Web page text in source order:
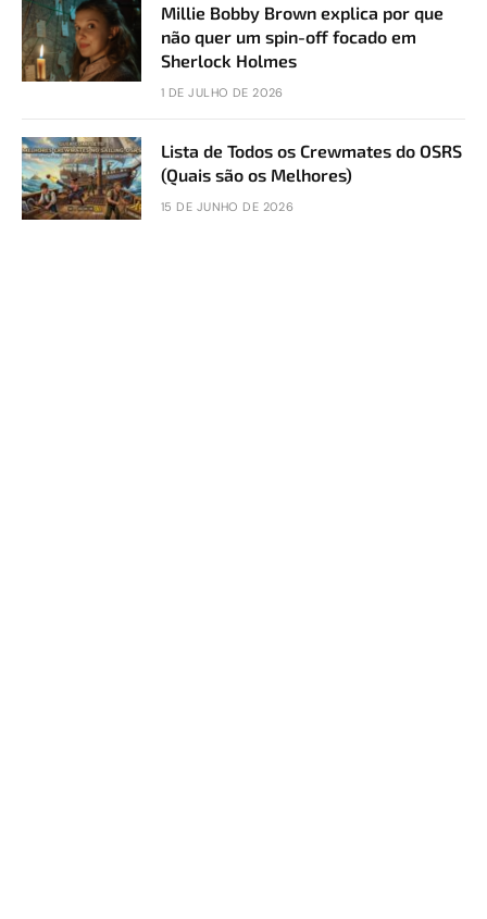
Millie Bobby Brown explica por que
não quer um spin-off focado em
Sherlock Holmes
1 DE JULHO DE 2026
Lista de Todos os Crewmates do OSRS
(Quais são os Melhores)
15 DE JUNHO DE 2026